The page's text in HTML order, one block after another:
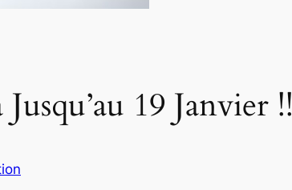
19 Janvier !!